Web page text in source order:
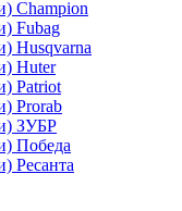
Champion
Fubag
Husqvarna
Huter
Patriot
Prorab
ЗУБР
Победа
Ресанта